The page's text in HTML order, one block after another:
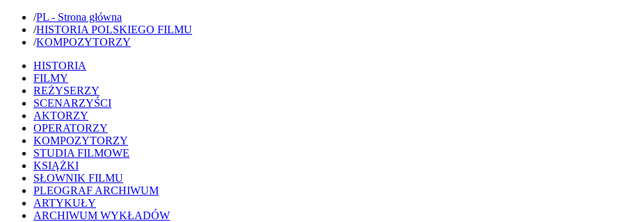
/PL - Strona główna
/HISTORIA POLSKIEGO FILMU
/KOMPOZYTORZY
HISTORIA
FILMY
REŻYSERZY
SCENARZYŚCI
AKTORZY
OPERATORZY
KOMPOZYTORZY
STUDIA FILMOWE
KSIĄŻKI
SŁOWNIK FILMU
PLEOGRAF ARCHIWUM
ARTYKUŁY
ARCHIWUM WYKŁADÓW